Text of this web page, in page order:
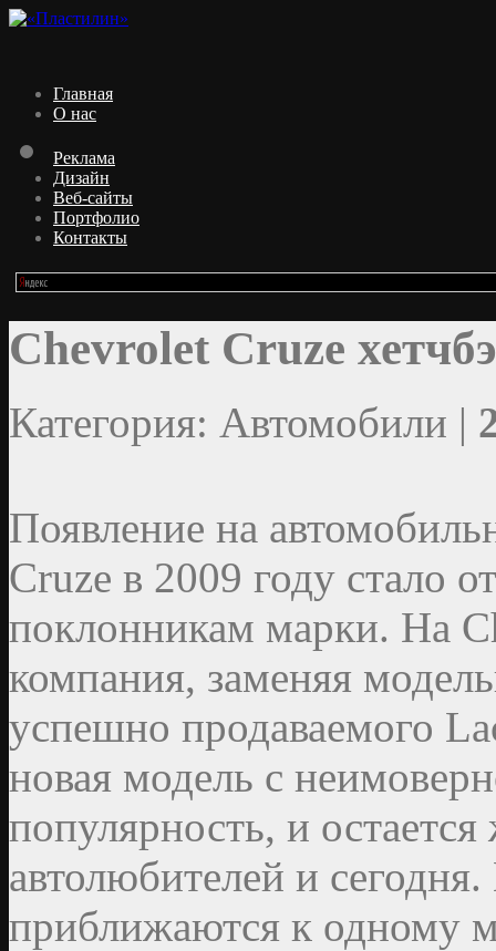
Главная
О нас
Реклама
Дизайн
Веб-сайты
Портфолио
Контакты
Chevrolet Cruze
Категория: Автомобили |
Появление на
Cruze в 2009 году стало
поклонникам марки. На
компания, заменяя
успешно продаваемого
новая модель с
популярность, и
автолюбителей и
приближаются к одному